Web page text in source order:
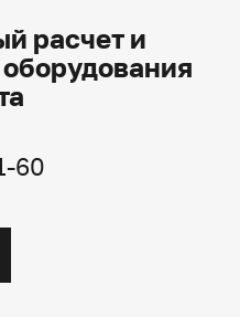
расчет и
60